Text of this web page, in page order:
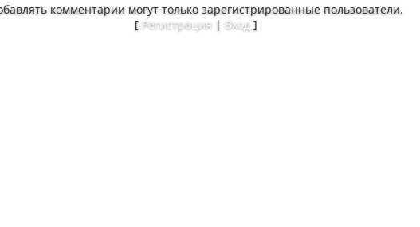
комментарии могут только зарегистрированные пользователи.
[ Регистрация | Вход ]